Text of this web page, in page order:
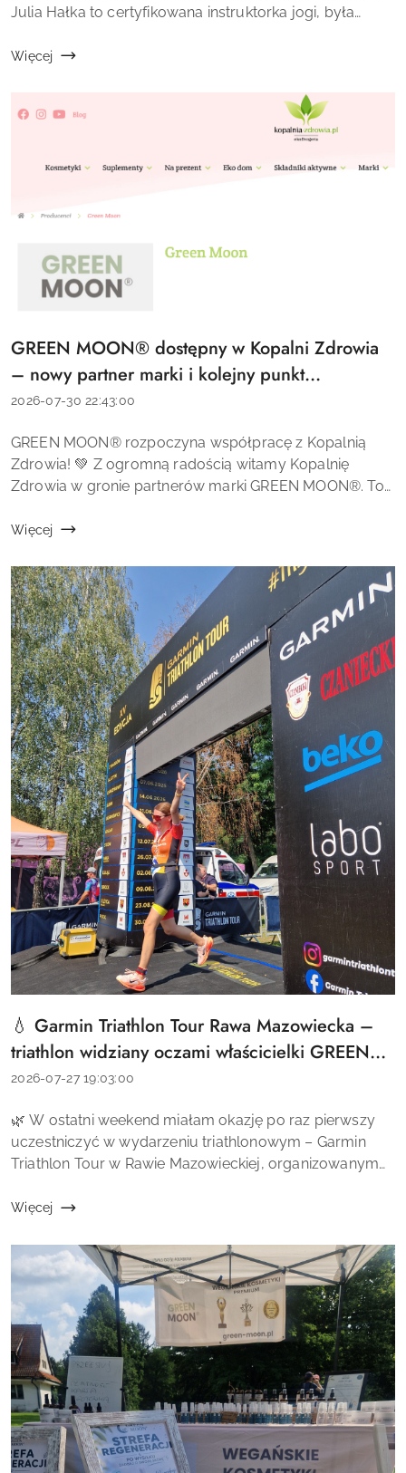
Julia Hałka to certyfikowana instruktorka jogi, była
osoba, która od lat inspiruj...
Więcej
Tytuł
GREEN MOON® dostępny w Kopalni Zdrowia
– nowy partner marki i kolejny punkt
sprzedaży! 🌿✨
Data
2026-07-30 22:43:00
Treść
artykułu:
GREEN MOON® rozpoczyna współpracę z Kopalnią
Zdrowia! 💚 Z ogromną radością witamy Kopalnię
Zdrowia w gronie partnerów marki GREEN MOON®. To
dostępności naszych wegańskich kosmetyk&oacu...
Więcej
Tytuł
artykułu:
💧 Garmin Triathlon Tour Rawa Mazowiecka –
triathlon widziany oczami właścicielki GREEN
MOON
Data
2026-07-27 19:03:00
Treść
artykułu:
🌿 W ostatni weekend miałam okazję po raz pierwszy
uczestniczyć w wydarzeniu triathlonowym – Garmin
Triathlon Tour w Rawie Mazowieckiej, organizowanym
Regeneracji Skóry GREEN MOON®, a jedno...
Więcej